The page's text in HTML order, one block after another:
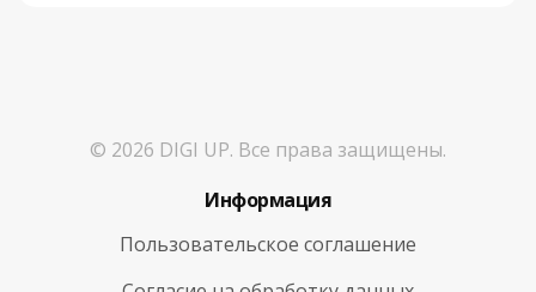
© 2026 DIGI UP. Все права защищены.
Информация
Пользовательское соглашение